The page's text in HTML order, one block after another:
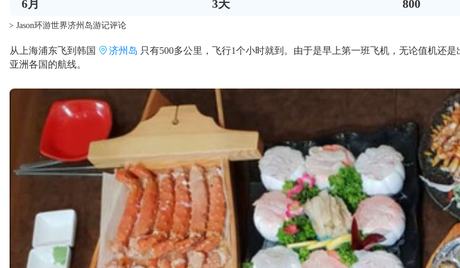
6月 3天 800
> Jason环游世界济州岛游记评论
从上海浦东飞到韩国 济州岛 只有500多公里，飞行1个小时就到。由于是早上第一班飞机，无论值机还
亚洲各国的航线。